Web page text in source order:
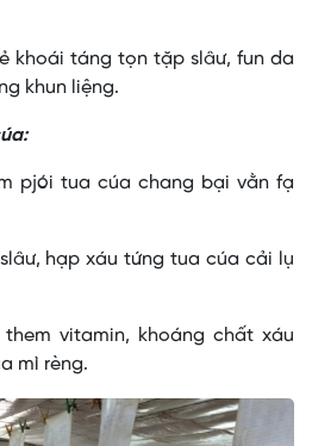
khoái táng tọn tặp slâư, fun da
khun liệng.
pjói tua cúa chang bại vằn fạ
hạp xáu tứng tua cúa cải lụ
vitamin, khoáng chất xáu
mì rèng.